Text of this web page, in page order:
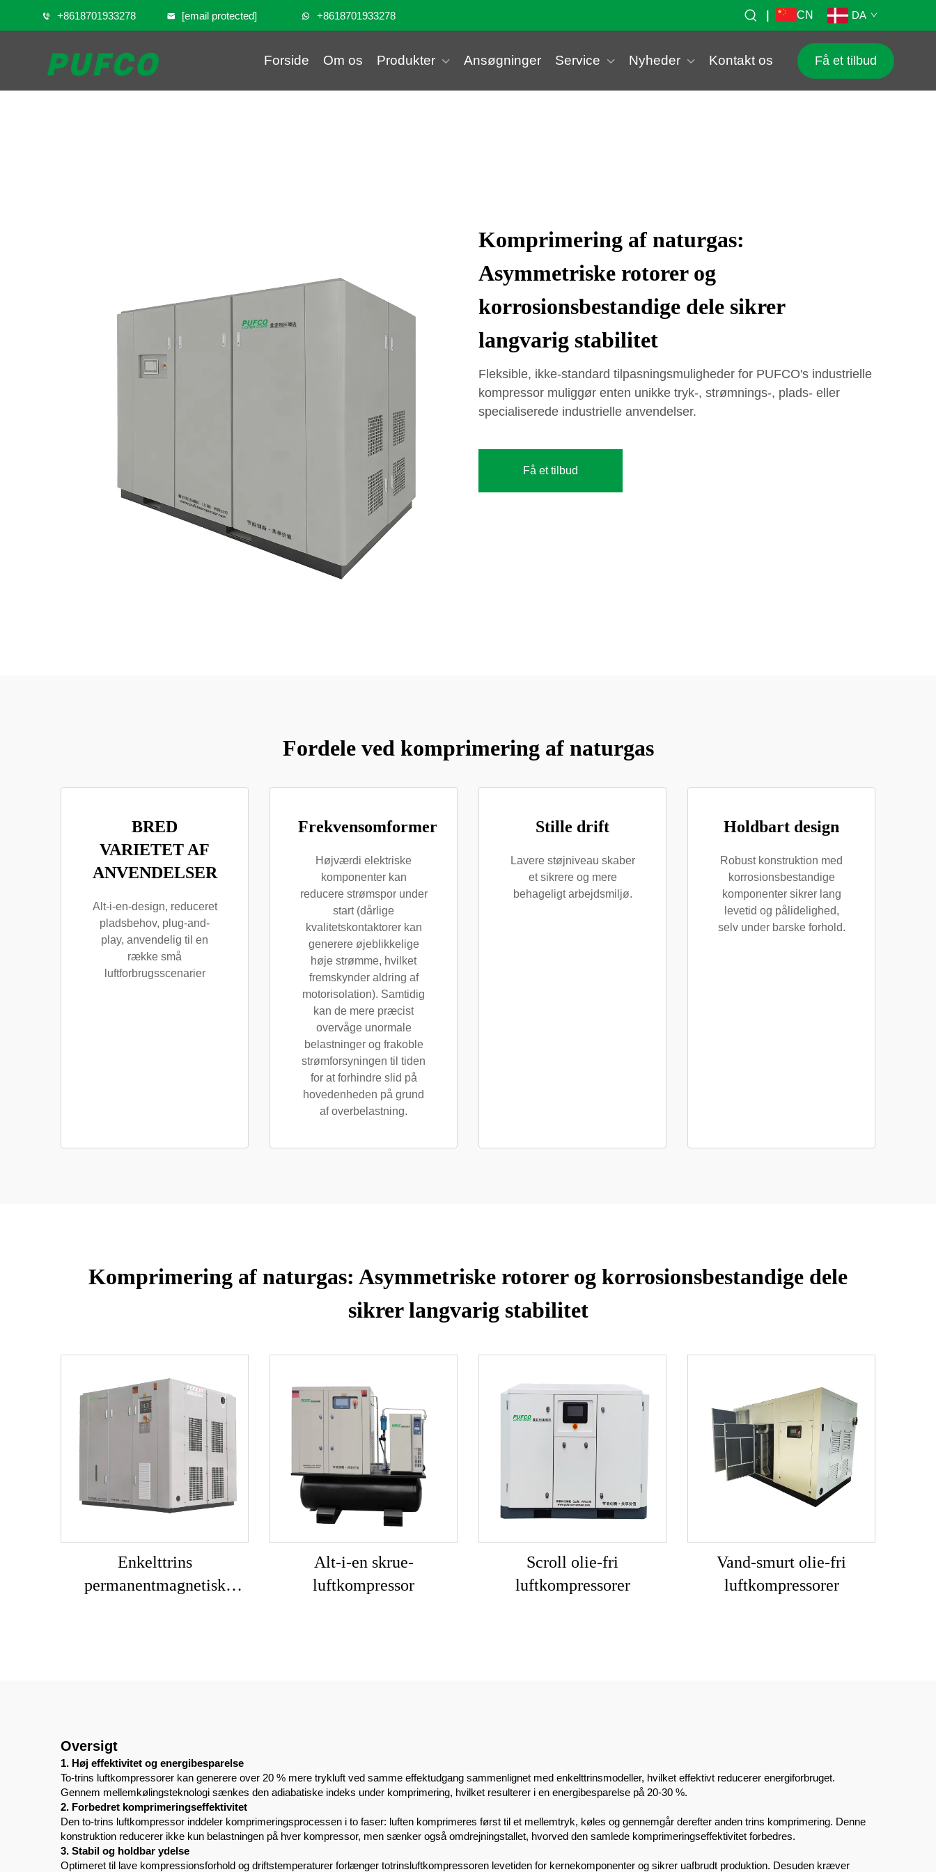
+8618701933278 [email protected] +8618701933278 CN DA
Forside Om os Produkter Ansøgninger Service Nyheder Kontakt os Få et tilbud
Komprimering af naturgas:
Asymmetriske rotorer og
korrosionsbestandige dele sikrer
langvarig stabilitet
Fleksible, ikke-standard tilpasningsmuligheder for PUFCO's industrielle
kompressor muliggør enten unikke tryk-, strømnings-, plads- eller
specialiserede industrielle anvendelser.
Få et tilbud
Fordele ved komprimering af naturgas
BRED
VARIETET AF
ANVENDELSER
Alt-i-en-design, reduceret
pladsbehov, plug-and-
play, anvendelig til en
række små
luftforbrugsscenarier
Frekvensomformer
Højværdi elektriske
komponenter kan
reducere strømspor under
start (dårlige
kvalitetskontaktorer kan
generere øjeblikkelige
høje strømme, hvilket
fremskynder aldring af
motorisolation). Samtidig
kan de mere præcist
overvåge unormale
belastninger og frakoble
strømforsyningen til tiden
for at forhindre slid på
hovedenheden på grund
af overbelastning.
Stille drift
Lavere støjniveau skaber
et sikrere og mere
behageligt arbejdsmiljø.
Holdbart design
Robust konstruktion med
korrosionsbestandige
komponenter sikrer lang
levetid og pålidelighed,
selv under barske forhold.
Komprimering af naturgas: Asymmetriske rotorer og korrosionsbestandige dele
sikrer langvarig stabilitet
Enkelttrins
permanentmagnetisk
Alt-i-en skrue-
luftkompressor
Scroll olie-fri
luftkompressorer
Vand-smurt olie-fri
luftkompressorer
Oversigt
1. Høj effektivitet og energibesparelse
To-trins luftkompressorer kan generere over 20 % mere trykluft ved samme effektudgang sammenlignet med enkelttrinsmodeller, hvilket effektivt reducerer energiforbruget.
Gennem mellemkølingsteknologi sænkes den adiabatiske indeks under komprimering, hvilket resulterer i en energibesparelse på 20-30 %.
2. Forbedret komprimeringseffektivitet
Den to-trins luftkompressor inddeler komprimeringsprocessen i to faser: luften komprimeres først til et mellemtryk, køles og gennemgår derefter anden trins komprimering. Denne
konstruktion reducerer ikke kun belastningen på hver kompressor, men sænker også omdrejningstallet, hvorved den samlede komprimeringseffektivitet forbedres.
3. Stabil og holdbar ydelse
Optimeret til lave kompressionsforhold og driftstemperaturer forlænger totrinsluftkompressoren levetiden for kernekomponenter og sikrer uafbrudt produktion. Desuden kræver